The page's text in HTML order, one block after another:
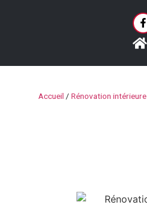
Accueil / Rénovation intérieure